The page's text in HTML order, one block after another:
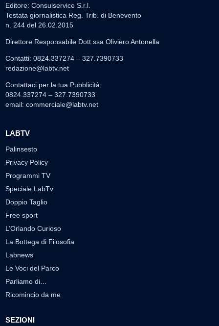
Editore: Consulservice S.r.l.
Testata giornalistica Reg. Trib. di Benevento
n. 244 del 26.02.2015
Direttore Responsabile Dott.ssa Oliviero Antonella
Contatti: 0824.337274 – 327.7390733
redazione@labtv.net
Contattaci per la tua Pubblicità:
0824.337274 – 327.7390733
email: commerciale@labtv.net
LABTV
Palinsesto
Privacy Policy
Programmi TV
Speciale LabTv
Doppio Taglio
Free sport
L’Orlando Curioso
La Bottega di Filosofia
Labnews
Le Voci del Parco
Parliamo di…
Ricomincio da me
SEZIONI